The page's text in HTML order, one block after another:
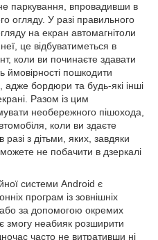
паркування, впровадивши в
огляду. У разі правильного
на екран автомагнітоли
це відбуватиметься в
коли ви починаєте здавати
ймовірності пошкодити
адже бордюри та будь-які інші
Разом із цим
необережного пішохода,
коли ви здаєте
з дітьми, яких, завдяки
не побачити в дзеркалі
системи Android є
програм із зовнішніх
за допомогою окремих
змогу неабияк розширити
часто не витративши ні